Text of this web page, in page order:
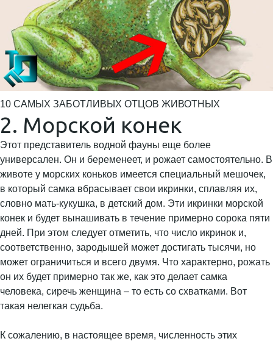
10 САМЫХ ЗАБОТЛИВЫХ ОТЦОВ ЖИВОТНЫХ
2. Морской конек
Этот представитель водной фауны еще более
универсален. Он и беременеет, и рожает самостоятельно. В
животе у морских коньков имеется специальный мешочек,
в который самка вбрасывает свои икринки, сплавляя их,
словно мать-кукушка, в детский дом. Эти икринки морской
конек и будет вынашивать в течение примерно сорока пяти
дней. При этом следует отметить, что число икринок и,
соответственно, зародышей может достигать тысячи, но
может ограничиться и всего двумя. Что характерно, рожать
он их будет примерно так же, как это делает самка
человека, сиречь женщина – то есть со схватками. Вот
такая нелегкая судьба.
К сожалению, в настоящее время, численность этих